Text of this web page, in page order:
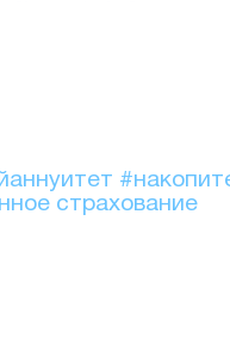
страхование